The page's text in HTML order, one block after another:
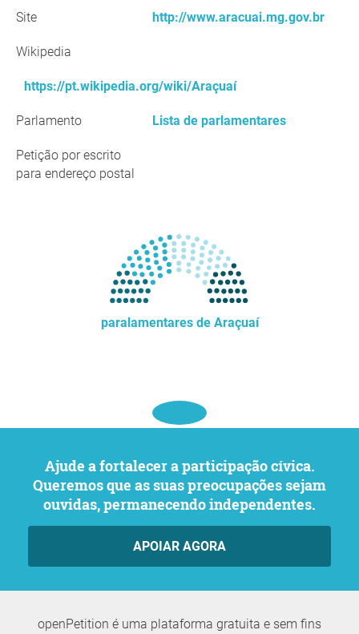
Site http://www.aracuai.mg.gov.br
Wikipedia
https://pt.wikipedia.org/wiki/Araçuaí
Parlamento Lista de parlamentares
Petição por escrito
para endereço postal
paralamentares de Araçuaí
Ajude a fortalecer a participação cívica.
Queremos que as suas preocupações sejam
ouvidas, permanecendo independentes.
APOIAR AGORA
openPetition é uma plataforma gratuita e sem fins